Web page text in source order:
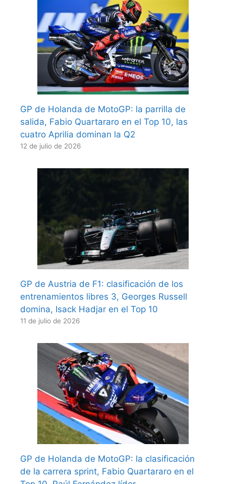
GP de Holanda de MotoGP: la parrilla de
salida, Fabio Quartararo en el Top 10, las
cuatro Aprilia dominan la Q2
12 de julio de 2026
GP de Austria de F1: clasificación de los
entrenamientos libres 3, Georges Russell
domina, Isack Hadjar en el Top 10
11 de julio de 2026
GP de Holanda de MotoGP: la clasificación
de la carrera sprint, Fabio Quartararo en el